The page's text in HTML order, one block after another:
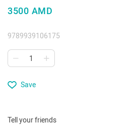
3500 AMD
9789939106175
Save
Tell your friends